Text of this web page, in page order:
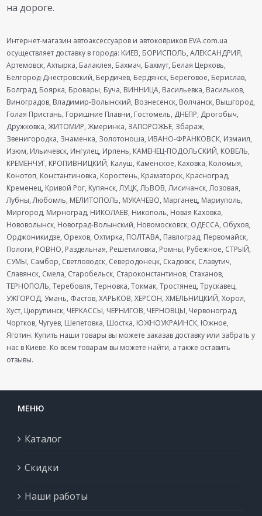
на дороге.
Интернет-магазин автоаксессуаров и автоковриков EVA.com.ua
осуществляет доставку в города: КИЕВ, БОРИСПОЛЬ, АЛЕКСАНДРИЯ,
Артемовск, Ахтырка, Балаклея, Бахмач, Бахмут, Белая Церковь,
Белгород-Днестровский, Бердичев, Бердянск, Береговое, Берислав,
Болград, Боярка, Бровары, Буча, ВИННИЦА, Васильевка, Васильков,
Виноградов, Владимир-Волынский, Вознесенск, Волчанск, Вышгород,
Голая Пристань, Горишние Плавни, Гостомель, ДНЕПР, Дрогобыч,
Дружковка, ЖИТОМИР, Жмеринка, ЗАПОРОЖЬЕ, Збараж,
Звенигородка, Знаменка, Золотоноша, ИВАНО-ФРАНКОВСК, Измаил,
Изюм, Ильичевск, Ингулец, Ирпень, КАМЕНЕЦ-ПОДОЛЬСКИЙ, КОВЕЛЬ,
КРЕМЕНЧУГ, КРОПИВНИЦКИЙ, Калуш, Каменское, Каховка, Коломыя,
Конотоп, Константиновка, Коростень, Краматорск, Красноград,
Кременец, Кривой Рог, Купянск, ЛУЦК, ЛЬВОВ, Лисичанск, Лозовая,
Лубны, Любомль, МЕЛИТОПОЛЬ, МУКАЧЕВО, Марганец, Мариуполь,
Миргород, Мирноград, НИКОЛАЕВ, Никополь, Новая Каховка,
Нововолынск, Новоград-Волынский, Новомосковск, ОДЕССА, Обухов,
Орджоникидзе, Орехов, Охтирка, ПОЛТАВА, Павлоград, Первомайск,
Пологи, РОВНО, Раздельная, Решетиловка, Ромны, Рубежное, СТРЫЙ,
СУМЫ, Самбор, Светловодск, Северодонецк, Скадовск, Славутич,
Славянск, Смела, Старобельск, Староконстантинов, Стаханов,
ТЕРНОПОЛЬ, Теребовля, Терновка, Токмак, Тростянец, Трускавец,
УЖГОРОД, Умань, Фастов, ХАРЬКОВ, ХЕРСОН, ХМЕЛЬНИЦКИЙ, Хорол,
Хуст, Цюрупинск, ЧЕРКАССЫ, ЧЕРНИГОВ, ЧЕРНОВЦЫ, Червоноград,
Чортков, Чугуев, Шепетовка, Шостка, ЮЖНОУКРАИНСК, Южное,
Яготин. Купить наши товары вы можете заказав доставку или забрать у
нас в Киеве. Ко всем товарам вы можете найти, а также оставить
отзывы.
МЕНЮ
Каталог
Скидки
Наши работы